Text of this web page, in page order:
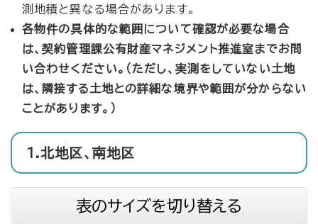
測地積と異なる場合があります。
各物件の具体的な範囲について確認が必要な場合
は、契約管理課公有財産マネジメント推進室までお問
い合わせください。 （ただし、実測をしていない土地
は、隣接する土地との詳細な境界や範囲が分からない
ことがあります。）
1.北地区、南地区
表のサイズを切り替える